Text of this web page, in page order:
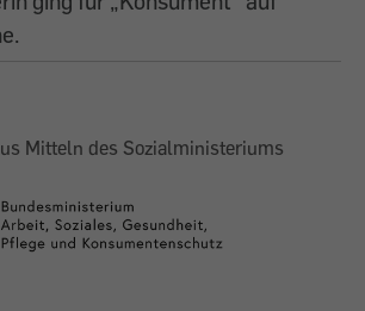
Mitteln des Sozialministeriums